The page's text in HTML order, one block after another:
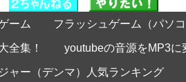
ーム フラッシュゲーム（パソ
全集！ youtubeの音源をMP3に
ャー（デンマ）人気ランキング